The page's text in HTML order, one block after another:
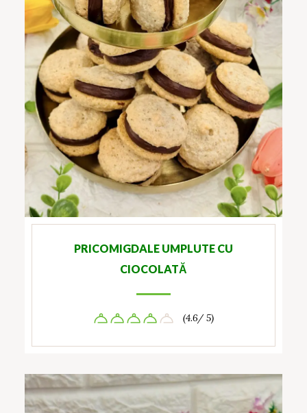
PRICOMIGDALE UMPLUTE CU
CIOCOLATĂ
(4.6/ 5)